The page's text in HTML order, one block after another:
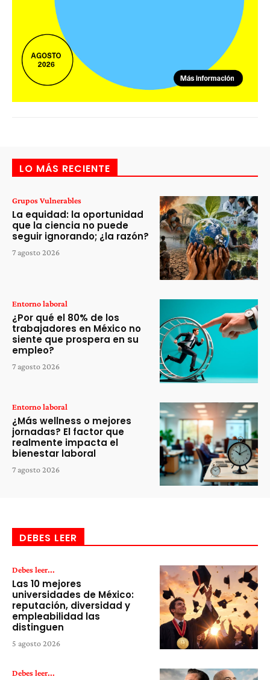
LO MÁS RECIENTE
Grupos Vulnerables
La equidad: la oportunidad
que la ciencia no puede
seguir ignorando; ¿la razón?
7 agosto 2026
Entorno laboral
¿Por qué el 80% de los
trabajadores en México no
siente que prospera en su
empleo?
7 agosto 2026
Entorno laboral
¿Más wellness o mejores
jornadas? El factor que
realmente impacta el
bienestar laboral
7 agosto 2026
DEBES LEER
Debes leer...
Las 10 mejores
universidades de México:
reputación, diversidad y
empleabilidad las
distinguen
5 agosto 2026
Debes leer...